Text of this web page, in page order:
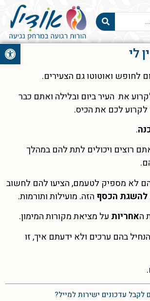
פתח לי
לחופש ואוטוטו גם הצעירים.
את העיר ביום ובלילה ואתם כבר
לקרוע לכם את הכיס.
.
רוצים ויכולים לתת להם במהלך
לא מספיק לטעמם, הציעו להם לחשוב
להשגת הכסף הזה. מועילות ותורמות.
האחריות על מציאת מקורות המימון.
בהם ערכים ולא ידעתם איך, זו
לקבל עדכונים ישירות למייל?